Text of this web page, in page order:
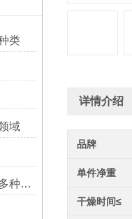
类
域
玻璃鳞片涂料能够有效抵御多种化学物质侵蚀
详情介绍
品牌
单件净重
干燥时间≤